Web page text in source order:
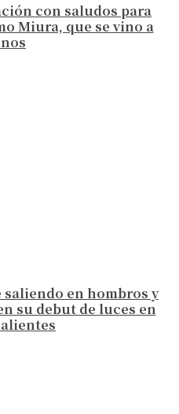
con saludos para
Miura, que se vino a
en hombros y
su debut de luces en